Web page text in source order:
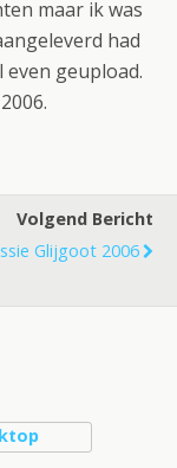
maar ik was
had
geupload.
Volgend Bericht
Glijgoot 2006